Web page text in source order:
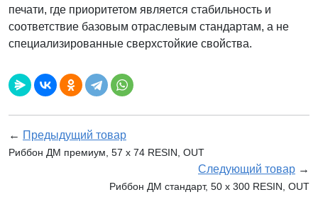
печати, где приоритетом является стабильность и
соответствие базовым отраслевым стандартам, а не
специализированные сверхстойкие свойства.
← Предыдущий товар
Риббон ДМ премиум, 57 х 74 RESIN, OUT
Следующий товар →
Риббон ДМ стандарт, 50 х 300 RESIN, OUT